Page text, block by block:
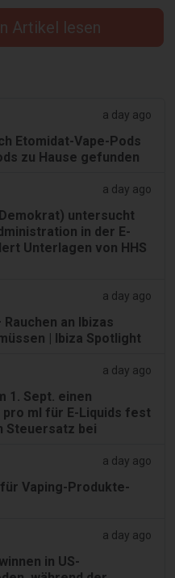
Artikel lesen
a day ago
Etomidat-Vape-Pods
zu Hause gefunden
a day ago
untersucht
in der E-
Unterlagen von HHS
a day ago
an Ibizas
| Ibiza Spotlight
a day ago
1. Sept. einen
ml für E-Liquids fest
Steuersatz bei
a day ago
Vaping-Produkte-
a day ago
in US-